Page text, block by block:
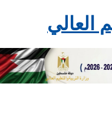
العالي